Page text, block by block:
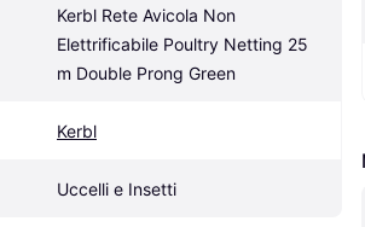
Kerbl Rete Avicola Non
Elettrificabile Poultry Netting 25
m Double Prong Green
Kerbl
Uccelli e Insetti